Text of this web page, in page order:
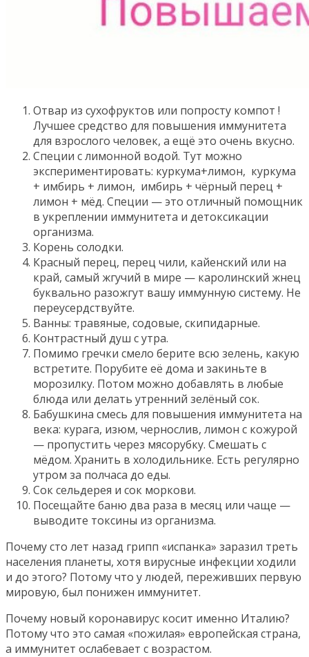
Отвар из сухофруктов или попросту компот !
Лучшее средство для повышения иммунитета
для взрослого человек, а ещё это очень вкусно.
Специи с лимонной водой. Тут можно
экспериментировать: куркума+лимон, куркума
+ имбирь + лимон, имбирь + чёрный перец +
лимон + мёд. Специи — это отличный помощник
в укреплении иммунитета и детоксикации
организма.
Корень солодки.
Красный перец, перец чили, кайенский или на
край, самый жгучий в мире — каролинский жнец
буквально разожгут вашу иммунную систему. Не
переусердствуйте.
Ванны: травяные, содовые, скипидарные.
Контрастный душ с утра.
Помимо гречки смело берите всю зелень, какую
встретите. Порубите её дома и закиньте в
морозилку. Потом можно добавлять в любые
блюда или делать утренний зелёный сок.
Бабушкина смесь для повышения иммунитета на
века: курага, изюм, чернослив, лимон с кожурой
— пропустить через мясорубку. Смешать с
мёдом. Хранить в холодильнике. Есть регулярно
утром за полчаса до еды.
Сок сельдерея и сок моркови.
Посещайте баню два раза в месяц или чаще —
выводите токсины из организма.
Почему сто лет назад грипп «испанка» заразил треть
населения планеты, хотя вирусные инфекции ходили
и до этого? Потому что у людей, переживших первую
мировую, был понижен иммунитет.
Почему новый коронавирус косит именно Италию?
Потому что это самая «пожилая» европейская страна,
а иммунитет ослабевает с возрастом.